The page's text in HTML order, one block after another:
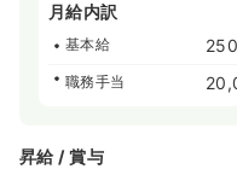
月給内訳
基本給
職務手当
昇給 / 賞与